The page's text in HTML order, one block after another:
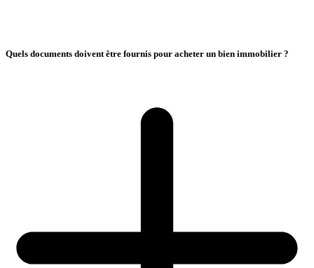
Quels documents doivent être fournis pour acheter un bien immobilier ?